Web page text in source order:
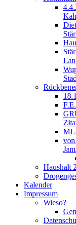
Haushalt
Kalender
Impressum
Wieso?